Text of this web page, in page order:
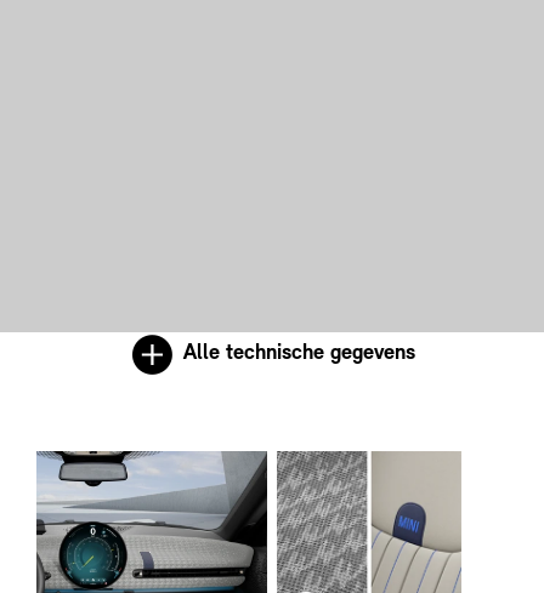
Alle technische gegevens